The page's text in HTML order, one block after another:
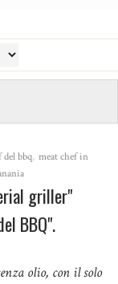
bbq, meat chef in
griller"
BBQ".
olio, con il solo